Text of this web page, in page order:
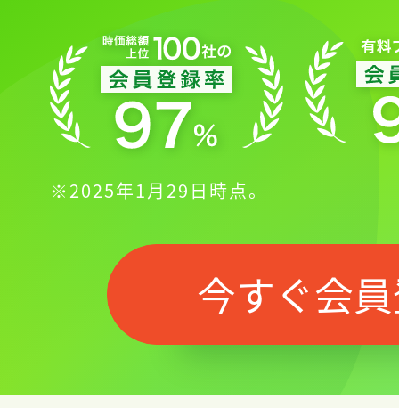
※2025年1月29日時点。
今すぐ会